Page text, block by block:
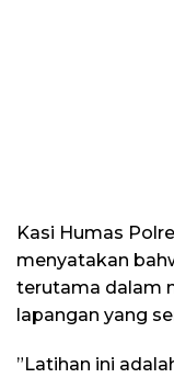
​Kasi Humas
menyatakan
terutama dalam
lapangan yang
​”Latihan ini